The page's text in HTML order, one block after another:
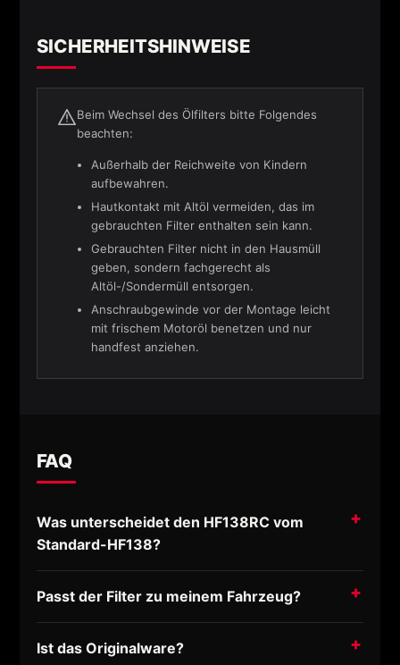
SICHERHEITSHINWEISE
Beim Wechsel des Ölfilters bitte Folgendes
beachten:
Außerhalb der Reichweite von Kindern
aufbewahren.
Hautkontakt mit Altöl vermeiden, das im
gebrauchten Filter enthalten sein kann.
Gebrauchten Filter nicht in den Hausmüll
geben, sondern fachgerecht als
Altöl-/Sondermüll entsorgen.
Anschraubgewinde vor der Montage leicht
mit frischem Motoröl benetzen und nur
handfest anziehen.
FAQ
Was unterscheidet den HF138RC vom
Standard-HF138?
Passt der Filter zu meinem Fahrzeug?
Ist das Originalware?